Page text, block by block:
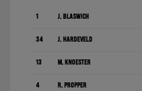
1 J. Blaswich
34 J. Hardeveld
13 M. Knoester
4 R. Pröpper